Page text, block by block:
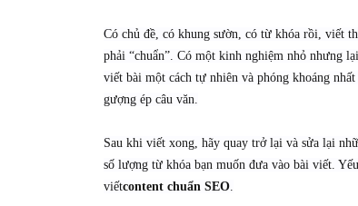
Có chủ đề, có khung sườn, có từ khóa rồi, viết
phải “chuẩn”. Có một kinh nghiệm nhỏ nhưng
viết bài một cách tự nhiên và phóng khoáng
gượng ép câu văn.
Sau khi viết xong, hãy quay trở lại và sửa lại
số lượng từ khóa bạn muốn đưa vào bài viết.
viếtcontent chuẩn SEO.